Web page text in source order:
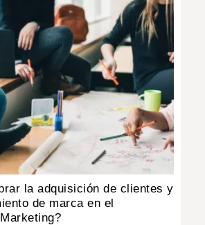
la adquisición de clientes y
de marca en el